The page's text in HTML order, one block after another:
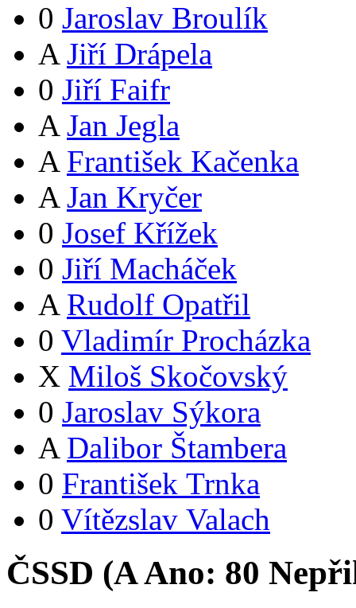
0 Jaroslav Broulík
A Jiří Drápela
0 Jiří Faifr
A Jan Jegla
A František Kačenka
A Jan Kryčer
0 Josef Křížek
0 Jiří Macháček
A Rudolf Opatřil
0 Vladimír Procházka
X Miloš Skočovský
0 Jaroslav Sýkora
A Dalibor Štambera
0 František Trnka
0 Vítězslav Valach
ČSSD (AAno: 80